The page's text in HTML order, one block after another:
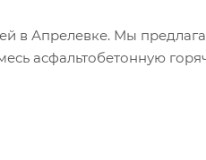
в Апрелевке. Мы
асфальтобетонную